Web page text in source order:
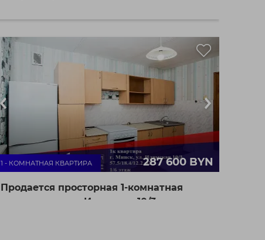
1 - КОМНАТНАЯ КВАРТИРА 287 600 BYN
Продается просторная 1-комнатная
квартира по ул. Илимская,10/3